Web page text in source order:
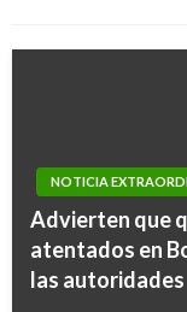
NOTICIA
Advierten que
atentados en
las autoridades